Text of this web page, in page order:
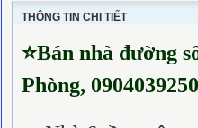
THÔNG TIN CHI TIẾT
⭐Bán nhà đường
Phòng, 0904039250